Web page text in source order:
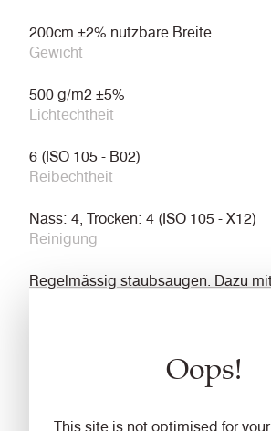
Oops!
This site is not optimised for
200cm ±2% nutzbare Breite
Gewicht
500 g/m2 ±5%
Lichtechtheit
6 (ISO 105 - B02)
Reibechtheit
Nass: 4, Trocken: 4 (ISO 105 - X12)
Reinigung
Regelmässig staubsaugen. Dazu